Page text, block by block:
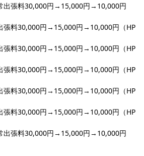
張料30,000円→15,000円→10,000円
料30,000円→15,000円→10,000円（HP
料30,000円→15,000円→10,000円（HP
料30,000円→15,000円→10,000円（HP
料30,000円→15,000円→10,000円（HP
料30,000円→15,000円→10,000円（HP
出張料30,000円→15,000円→10,000円